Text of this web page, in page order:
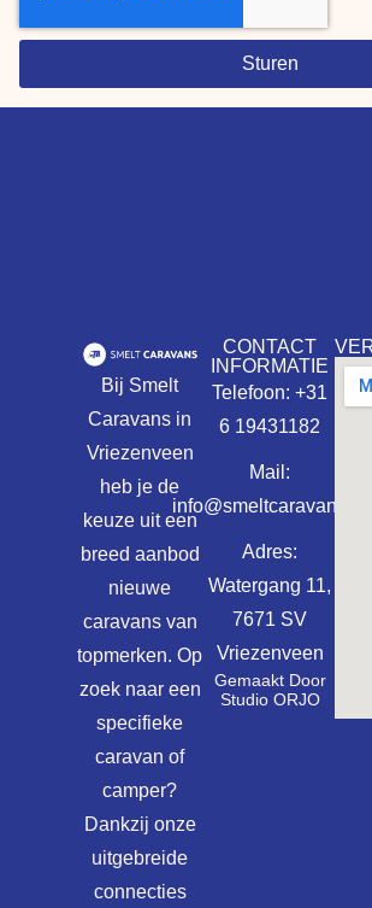
Sturen
Bij Smelt
Caravans in
Vriezenveen
heb je de
keuze uit een
breed aanbod
nieuwe
caravans van
topmerken. Op
zoek naar een
specifieke
caravan of
camper?
Dankzij onze
uitgebreide
connecties
CONTACT
INFORMATIE
Telefoon: +31
6 19431182
Mail:
info@smeltcaravans.nl
Adres:
Watergang 11,
7671 SV
Vriezenveen
Gemaakt Door
Studio ORJO